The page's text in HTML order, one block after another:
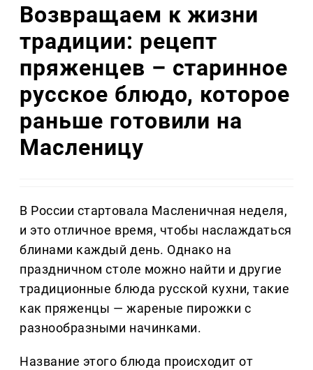
Возвращаем к жизни
традиции: рецепт
пряженцев – старинное
русское блюдо, которое
раньше готовили на
Масленицу
В России стартовала Масленичная неделя,
и это отличное время, чтобы наслаждаться
блинами каждый день. Однако на
праздничном столе можно найти и другие
традиционные блюда русской кухни, такие
как пряженцы — жареные пирожки с
разнообразными начинками.
Название этого блюда происходит от